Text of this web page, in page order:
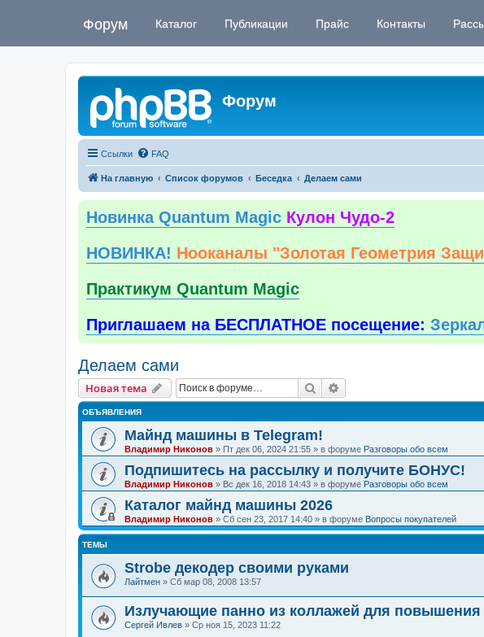
Форум Каталог Публикации Прайс Контакты
Форум
Ссылки FAQ
На главную Список форумов Беседка Делаем сами
Новинка Quantum Magic Кулон Чудо-2
НОВИНКА! Нооканалы "Золотая Геометрия
Практикум Quantum Magic
Приглашаем на БЕСПЛАТНОЕ посещение:
Делаем сами
Новая тема Поиск
ОБЪЯВЛЕНИЯ
Майнд машины в Telegram!
Владимир Никонов » Пт дек 06, 2024 21:55 » в форуме Разговоры обо всем
Подпишитесь на рассылку и получите БОНУС!
Владимир Никонов » Вс дек 16, 2018 14:43 » в форуме Разговоры обо всем
Каталог майнд машины 2026
Владимир Никонов » Сб сен 23, 2017 14:40 » в форуме Вопросы покупателей
ТЕМЫ
Strobe декодер своими руками
Лайтмен » Сб мар 08, 2008 13:57
Излучающие панно из коллажей для повышения
Сергей Ивлев » Ср ноя 15, 2023 11:22